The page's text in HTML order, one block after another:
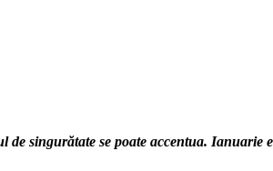
singurătate se poate accentua.